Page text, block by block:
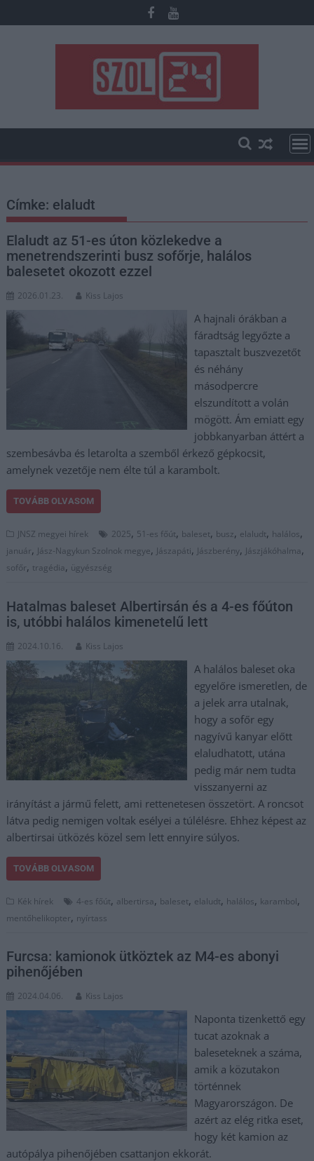
to
Címke: elaludt
Elaludt az 51-es úton közlekedve a
menetrendszerinti busz sofőrje, halálos
balesetet okozott ezzel
2026.01.23. Kiss Lajos
A hajnali órákban a
fáradtság legyőzte a
tapasztalt buszvezetőt
és néhány
másodpercre
elszundított a volán
mögött. Ám emiatt egy
jobbkanyarban áttért a
szembesávba és letarolta a szemből érkező gépkocsit,
amelynek vezetője nem élte túl a karambolt.
TOVÁBB OLVASOM
JNSZ megyei hírek 2025, 51-es főút, baleset, busz, elaludt, halálos,
január, Jász-Nagykun Szolnok megye, Jászapáti, Jászberény, Jászjákóhalma,
sofőr, tragédia, ügyészség
Hatalmas baleset Albertirsán és a 4-es főúton
is, utóbbi halálos kimenetelű lett
2024.10.16. Kiss Lajos
A halálos baleset oka
egyelőre ismeretlen, de
a jelek arra utalnak,
hogy a sofőr egy
nagyívű kanyar előtt
elaludhatott, utána
pedig már nem tudta
visszanyerni az
irányítást a jármű felett, ami rettenetesen összetört. A roncsot
látva pedig nemigen voltak esélyei a túlélésre. Ehhez képest az
albertirsai ütközés közel sem lett ennyire súlyos.
TOVÁBB OLVASOM
Kék hírek 4-es főút, albertirsa, baleset, elaludt, halálos, karambol,
mentőhelikopter, nyírtass
Furcsa: kamionok ütköztek az M4-es abonyi
pihenőjében
2024.04.06. Kiss Lajos
Naponta tizenkettő egy
tucat azoknak a
baleseteknek a száma,
amik a közutakon
történnek
Magyarországon. De
azért az elég ritka eset,
hogy két kamion az
autópálya pihenőjében csattanjon ekkorát.